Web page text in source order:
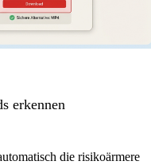
erkennen
die risikoärmere